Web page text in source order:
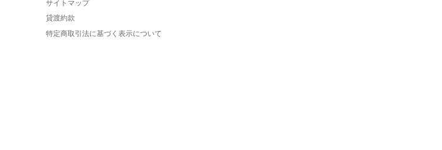
サイトマップ
貸渡約款
特定商取引法に基づく表示について